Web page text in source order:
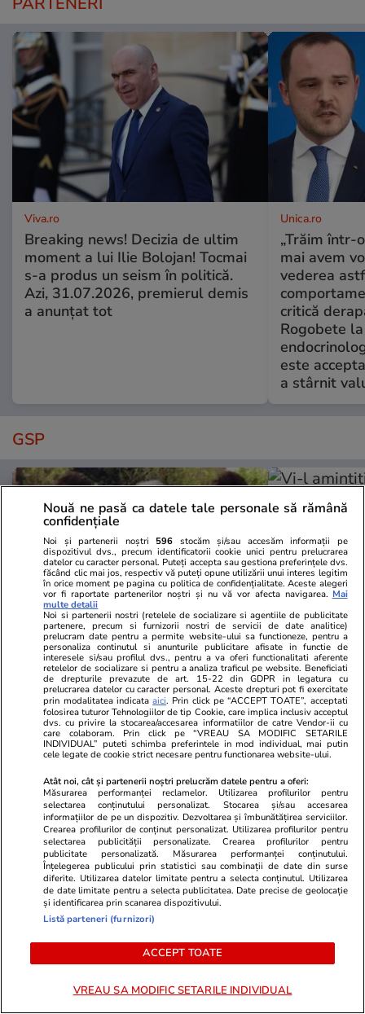
Viva.ro
Breaking news! Decizia de ultim
moment a lui Ilie Bolojan! Tocmai
s-a produs un seism în politică.
Azi, 31.07.2026, premierul demis
a anunțat tot
Unica.ro
„Trăim într-
mai avem
vederea
critică
Rogobete
este
a stârnit
GSP
GSP.RO
A murit Spiridon, tatăl lui Adrian
Mutu » Fan Știința, părinte
exigent + Pasiunea transmisă
printr-o pereche de jambiere
GSP.RO
Vi-l amintiți
spectaculos
N'Jock?
Luțu în
PARTENERI
Libertateapentrufemei.ro Avantaje.ro
Nouă ne pasă ca datele tale personale să rămână
confidențiale
Noi și partenerii noștri 596 stocăm și/sau accesăm informații pe
dispozitivul dvs., precum identificatorii cookie unici pentru prelucrarea
datelor cu caracter personal. Puteți accepta sau gestiona preferințele dvs.
făcând clic mai jos, respectiv vă puteți opune utilizării unui interes legitim
în orice moment pe pagina cu politica de confidențialitate. Aceste alegeri
vor fi raportate partenerilor noștri și nu vă vor afecta navigarea. Mai
multe detalii
Noi si partenerii nostri (retelele de socializare si agentiile de publicitate
partenere, precum si furnizorii nostri de servicii de date analitice)
prelucram date pentru a permite website-ului sa functioneze, pentru a
personaliza continutul si anunturile publicitare afisate in functie de
interesele si/sau profilul dvs., pentru a va oferi functionalitati aferente
retelelor de socializare si pentru a analiza traficul pe website. Beneficiati
de drepturile prevazute de art. 15-22 din GDPR in legatura cu
prelucrarea datelor cu caracter personal. Aceste drepturi pot fi exercitate
prin modalitatea indicataaici. Prin click pe “ACCEPT TOATE”, acceptati
folosirea tuturor Tehnologiilor de tip Cookie, care implica inclusiv acceptul
dvs. cu privire la stocarea/accesarea informatiilor de catre Vendor-ii cu
care colaboram. Prin click pe “VREAU SA MODIFIC SETARILE
INDIVIDUAL” puteti schimba preferintele in mod individual, mai putin
cele legate de cookie strict necesare pentru functionarea website-ului.
Atât noi, cât și partenerii noștri prelucrăm datele pentru a oferi:
Măsurarea performanței reclamelor. Utilizarea profilurilor pentru
selectarea conținutului personalizat. Stocarea și/sau accesarea
informațiilor de pe un dispozitiv. Dezvoltarea și îmbunătățirea serviciilor.
Crearea profilurilor de conținut personalizat. Utilizarea profilurilor pentru
selectarea publicității personalizate. Crearea profilurilor pentru
publicitate personalizată. Măsurarea performanței conținutului.
Înțelegerea publicului prin statistici sau combinații de date din surse
diferite. Utilizarea datelor limitate pentru a selecta conținutul. Utilizarea
de date limitate pentru a selecta publicitatea. Date precise de geolocație
și identificarea prin scanarea dispozitivului.
Listă parteneri (furnizori)
ACCEPT TOATE
VREAU SA MODIFIC SETARILE INDIVIDUAL